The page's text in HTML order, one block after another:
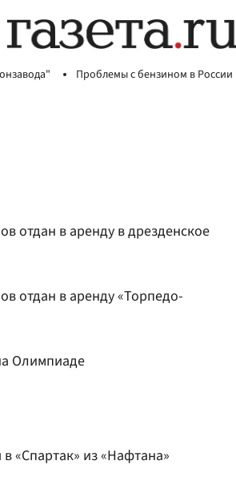
Проблемы с бензином в России
отдан в аренду в дрезденское
отдан в аренду «Торпедо-
Олимпиаде
«Спартак» из «Нафтана»